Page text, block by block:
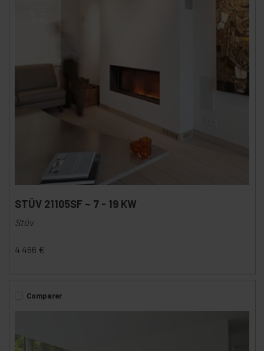
STÛV 21105SF ~ 7 - 19 KW
Stûv
4 466 €
Comparer